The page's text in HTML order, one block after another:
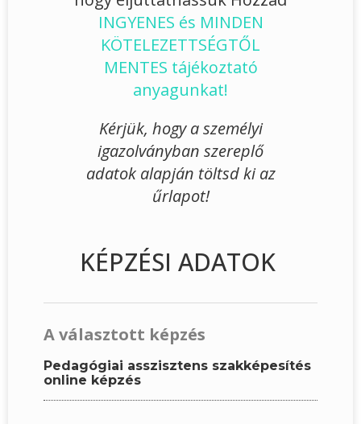
INGYENES és MINDEN
KÖTELEZETTSÉGTŐL
MENTES tájékoztató
anyagunkat!
Kérjük, hogy a személyi
igazolványban szereplő
adatok alapján töltsd ki az
űrlapot!
KÉPZÉSI ADATOK
A választott képzés
Pedagógiai asszisztens szakképesítés
online képzés